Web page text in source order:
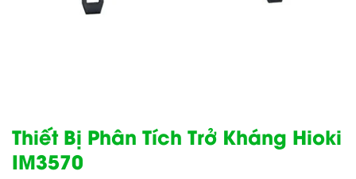
Thiết Bị Phân Tích Trở Kháng Hioki
IM3570